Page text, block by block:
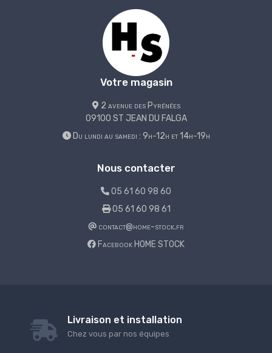
Votre magasin
2 avenue des Pyrénées
09100 ST JEAN DU FALGA
Du lundi au samedi : 9h-12h et 14h-19h
Nous contacter
05 61 60 98 60
05 61 60 98 61
contact@home-stock.fr
Facebook HOME STOCK
Livraison et installation
Chez vous par nos équipes